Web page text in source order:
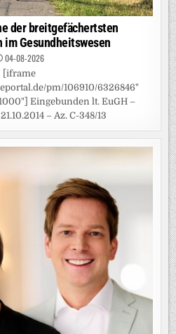
der breitgefächertsten
im Gesundheitswesen
04-08-2026
[iframe
pm/106910/6326846"
Eingebunden lt. EuGH –
– Az. C-348/13